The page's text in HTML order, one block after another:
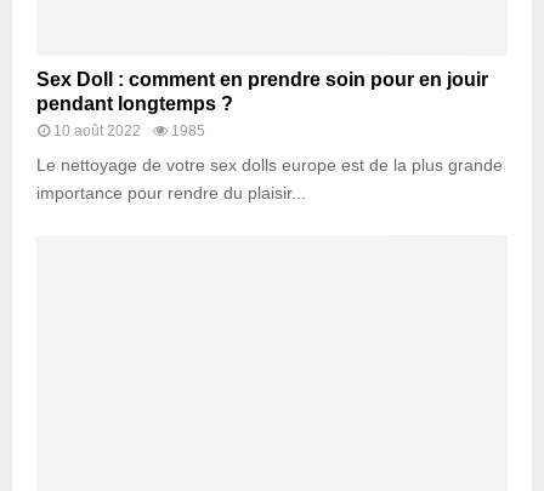
Sex Doll : comment en prendre soin pour en jouir
pendant longtemps ?
10 août 2022 1985
Le nettoyage de votre sex dolls europe est de la plus grande
importance pour rendre du plaisir...